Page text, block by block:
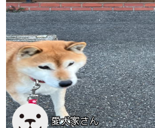
愛犬家さん